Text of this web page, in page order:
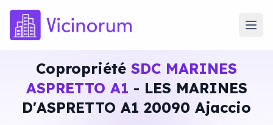
Copropriété SDC MARINES
ASPRETTO A1 - LES MARINES
D'ASPRETTO A1 20090 Ajaccio